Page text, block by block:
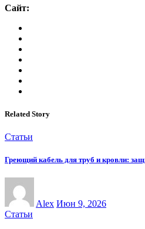
Сайт:
Related Story
Статьи
Греющий кабель для труб и кровли:
Alex Июн 9, 2026
Статьи